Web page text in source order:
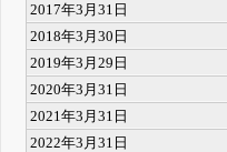
2017年3月31日
2018年3月30日
2019年3月29日
2020年3月31日
2021年3月31日
2022年3月31日